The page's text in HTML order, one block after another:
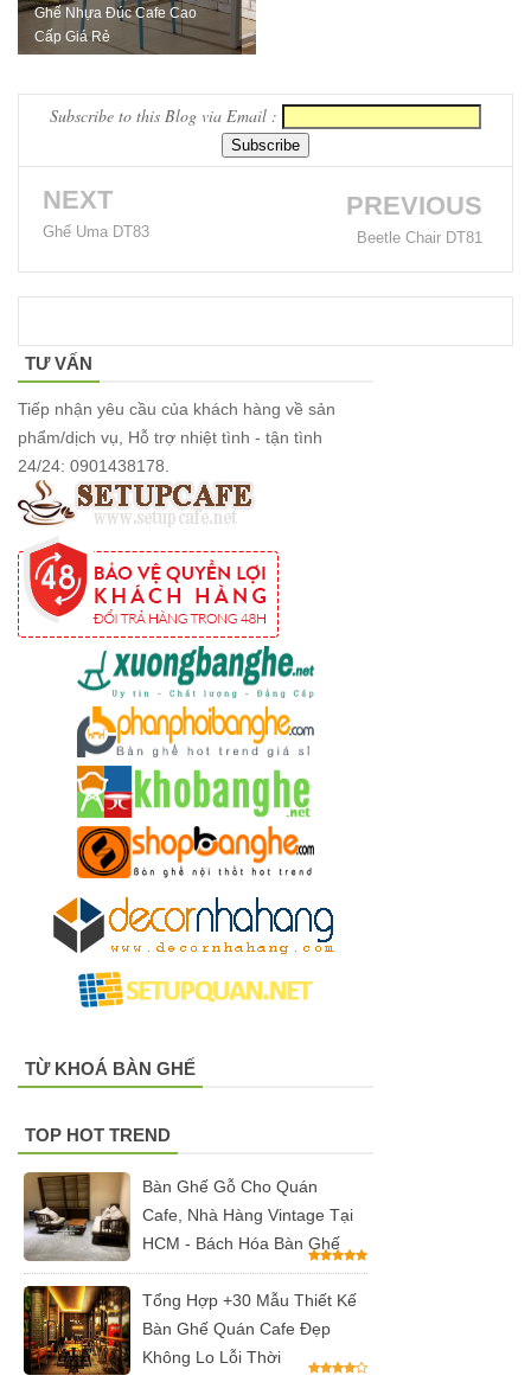
cafe ngoài
công sân
vườn sân
thượng bàn
kính cường
sắt decor
quán cafe
nhà hàng
mặt bàn
composite
254
Ghế
sắt cafe
nhà hàng
GSK065
Bộ bàn ghế
sofa gỗ nhà
Bộ bàn ghế
cafe gỗ cao
có tay 249
Bộ bàn ghế
quán cafe
trà sữa nhà
hàng gỗ
cao su
chân sắt
ghế gỗ ash
Ghế Nhựa Đúc Cafe Cao
Cấp Giá Rẻ
Subscribe to this Blog via Email :
NEXT
Ghế Uma DT83
PREVIOUS
Beetle Chair DT81
TƯ VẤN
Tiếp nhận yêu cầu của khách hàng về sản
phẩm/dịch vụ, Hỗ trợ nhiệt tình - tận tình
24/24: 0901438178.
TỪ KHOÁ BÀN GHẾ
TOP HOT TREND
Bàn Ghế Gỗ Cho Quán
Cafe, Nhà Hàng Vintage Tại
HCM - Bách Hóa Bàn Ghế
Tổng Hợp +30 Mẫu Thiết Kế
Bàn Ghế Quán Cafe Đẹp
Không Lo Lỗi Thời